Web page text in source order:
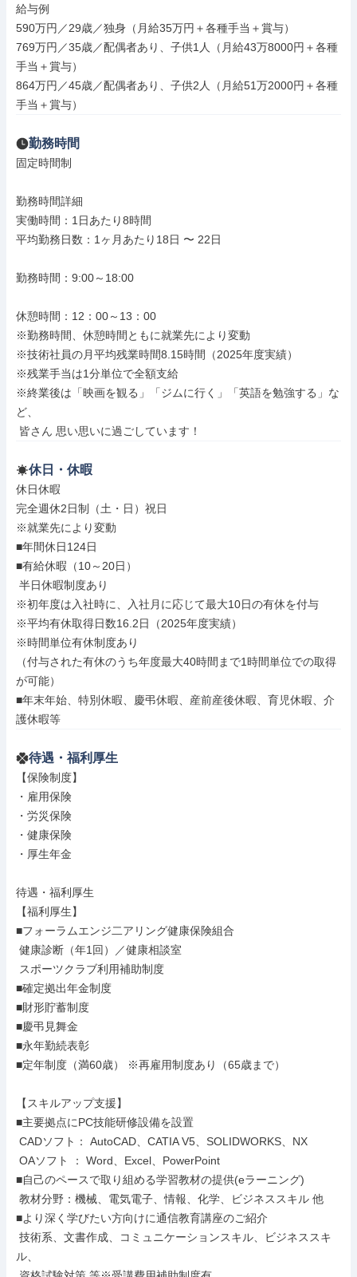
給与例
590万円／29歳／独身（月給35万円＋各種手当＋賞与）
769万円／35歳／配偶者あり、子供1人（月給43万8000円＋各種
手当＋賞与）
864万円／45歳／配偶者あり、子供2人（月給51万2000円＋各種
手当＋賞与）
勤務時間
固定時間制
勤務時間詳細
実働時間：1日あたり8時間
平均勤務日数：1ヶ月あたり18日 〜 22日
勤務時間：9:00～18:00
休憩時間：12：00～13：00
※勤務時間、休憩時間ともに就業先により変動
※技術社員の月平均残業時間8.15時間（2025年度実績）
※残業手当は1分単位で全額支給
※終業後は「映画を観る」「ジムに行く」「英語を勉強する」な
ど、
皆さん 思い思いに過ごしています！
休日・休暇
休日休暇
完全週休2日制（土・日）祝日
※就業先により変動
■年間休日124日
■有給休暇（10～20日）
※初年度は入社時に、入社月に応じて最大10日の有休を付与
※平均有休取得日数16.2日（2025年度実績）
※時間単位有休制度あり
（付与された有休のうち年度最大40時間まで1時間単位での取得
が可能）
■年末年始、特別休暇、慶弔休暇、産前産後休暇、育児休暇、介
護休暇等
待遇・福利厚生
【保険制度】
・雇用保険
・労災保険
・健康保険
・厚生年金
待遇・福利厚生
【福利厚生】
■フォーラムエンジ二アリング健康保険組合
■確定拠出年金制度
■財形貯蓄制度
■慶弔見舞金
■永年勤続表彰
■定年制度（満60歳） ※再雇用制度あり（65歳まで）
【スキルアップ支援】
■主要拠点にPC技能研修設備を設置
■自己のペースで取り組める学習教材の提供(eラーニング)
■より深く学びたい方向けに通信教育講座のご紹介
ル、